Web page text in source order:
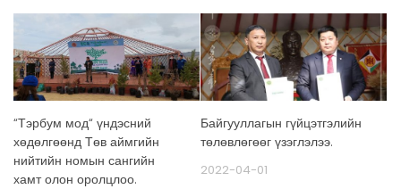
“Тэрбум мод“ үндэсний
хөдөлгөөнд Төв аймгийн
нийтийн номын сангийн
хамт олон оролцлоо.
Байгууллагын гүйцэтгэлийн
төлөвлөгөөг үзэглэлээ.
2022-04-01